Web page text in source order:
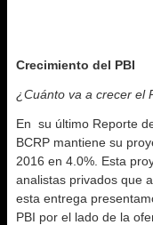
Crecimiento del PBI
¿Cuánto va a crecer el
En su último Reporte
BCRP mantiene su
2016 en 4.0%. Esta
analistas privados que
esta entrega
PBI por el lado de la